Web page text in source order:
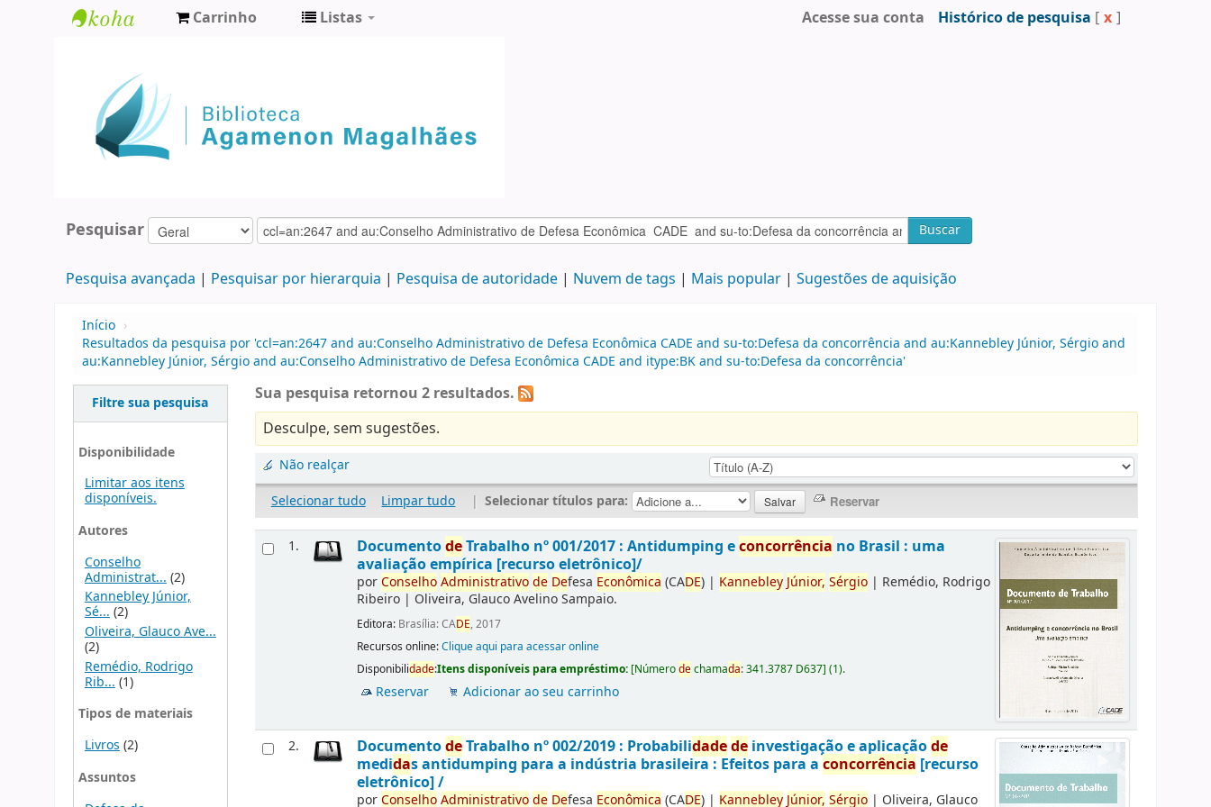
Agamenon
Magalhães
Carrinho Listas Acesse sua conta Histórico de pesquisa [ x ]
Pesquisar Buscar
Pesquisa avançada Pesquisar por hierarquia Pesquisa de autoridade Nuvem de tags Mais popular Sugestões de aquisição
Início ›
Resultados da pesquisa por 'ccl=an:2647 and au:Conselho Administrativo de Defesa Econômica CADE and su-to:Defesa da concorrência and au:Kannebley Júnior, Sérgio and
au:Kannebley Júnior, Sérgio and au:Conselho Administrativo de Defesa Econômica CADE and itype:BK and su-to:Defesa da concorrência'
Filtre sua pesquisa
Disponibilidade
Limitar aos itens
disponíveis.
Autores
Conselho
Administrat... (2)
Kannebley Júnior,
Sé...(2)
Oliveira, Glauco Ave...
(2)
Remédio, Rodrigo
Rib... (1)
Tipos de materiais
Livros (2)
Assuntos
Sua pesquisa retornou 2 resultados.
Desculpe, sem sugestões.
Não realçar
Selecionar tudo
Limpar tudo | Selecionar títulos para:
1. DocumentodeTrabalho nº 001/2017 : Antidumping econcorrência no Brasil : uma
avaliação empírica [recurso eletrônico]/
porConselhoAdministrativode Defesa Econômica (CADE) | KannebleyJúnior, Sérgio | Remédio, Rodrigo
Ribeiro | Oliveira, Glauco Avelino Sampaio.
Editora: Brasília: CADE, 2017
Recursos online:Clique aqui para acessar online
Disponibilidade:Itens disponíveis para empréstimo: [Númerodechamada:341.3787 D637](1).
Reservar Adicionar ao seu carrinho
2. DocumentodeTrabalho nº 002/2019 : Probabilidadede investigação e aplicaçãode
medidas antidumping para a indústria brasileira : Efeitos para aconcorrência [recurso
eletrônico] /
porConselhoAdministrativode Defesa Econômica (CADE) | KannebleyJúnior, Sérgio | Oliveira, Glauco